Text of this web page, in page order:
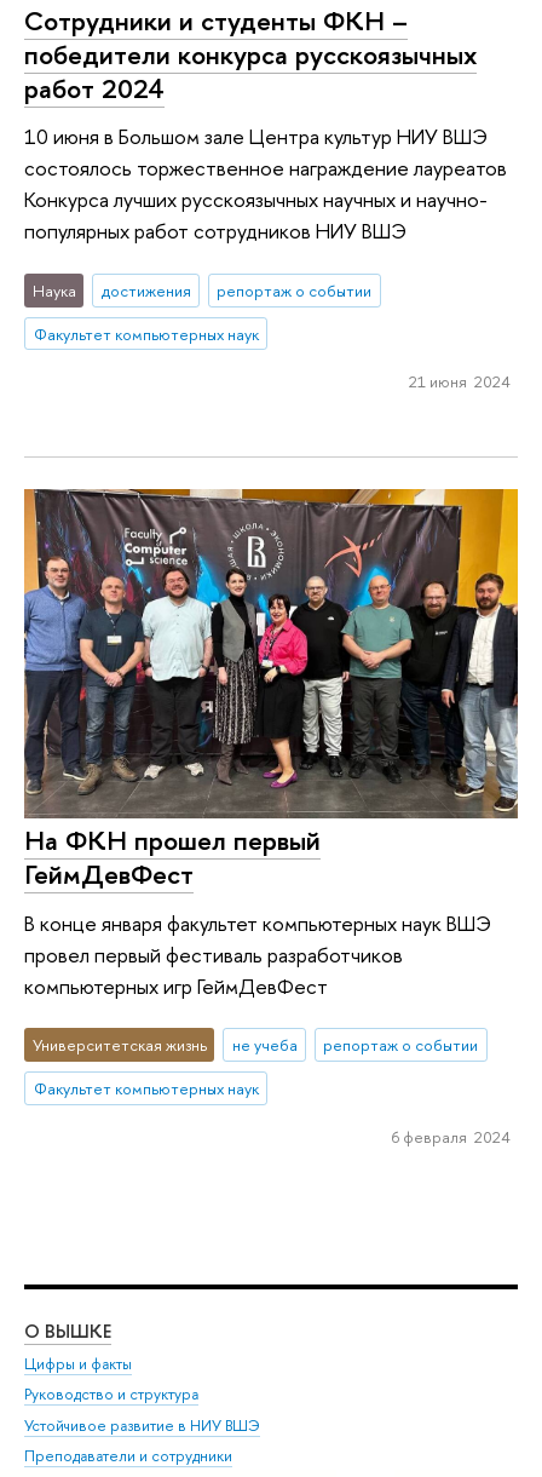
Сотрудники и студенты ФКН –
победители конкурса русскоязычных
работ 2024
10 июня в Большом зале Центра культур НИУ ВШЭ
состоялось торжественное награждение лауреатов
Конкурса лучших русскоязычных научных и научно-
популярных работ сотрудников НИУ ВШЭ
Наука достижения
репортаж о событии
Факультет компьютерных наук
21 июня 2024
На ФКН прошел первый
ГеймДевФест
В конце января факультет компьютерных наук ВШЭ
провел первый фестиваль разработчиков
компьютерных игр ГеймДевФест
Университетская жизнь не учеба
репортаж о событии
Факультет компьютерных наук
6 февраля 2024
О ВЫШКЕ
Цифры и факты
Руководство и структура
Устойчивое развитие в НИУ ВШЭ
Преподаватели и сотрудники